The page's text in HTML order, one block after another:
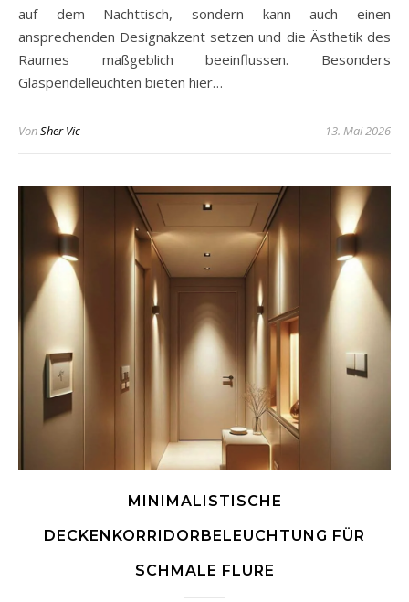
auf dem Nachttisch, sondern kann auch einen
ansprechenden Designakzent setzen und die Ästhetik des
Raumes maßgeblich beeinflussen. Besonders
Glaspendelleuchten bieten hier…
VonSher Vic 13. Mai 2026
MINIMALISTISCHE
DECKENKORRIDORBELEUCHTUNG FÜR
SCHMALE FLURE